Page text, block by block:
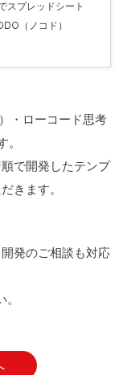
・ローコード思考
で開発したテンプ
きます。
発のご相談も対応